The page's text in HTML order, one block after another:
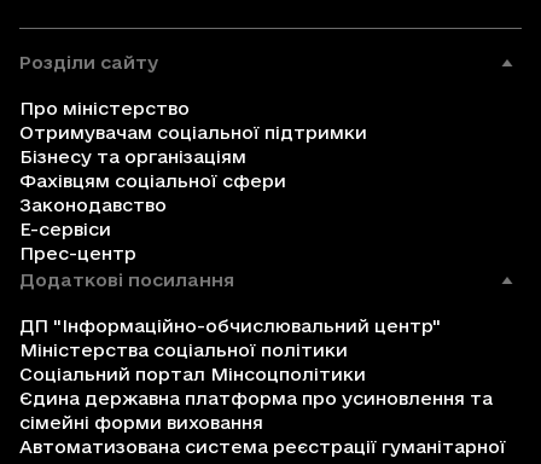
Розділи сайту
Про міністерство
Отримувачам соціальної підтримки
Бізнесу та організаціям
Фахівцям соціальної сфери
Законодавство
Е-сервіси
Прес-центр
Додаткові посилання
ДП "Інформаційно-обчислювальний центр"
Міністерства соціальної політики
Соціальний портал Мінсоцполітики
Єдина державна платформа про усиновлення та
сімейні форми виховання
Автоматизована система реєстрації гуманітарної